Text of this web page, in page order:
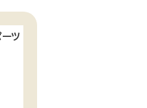
ーツ